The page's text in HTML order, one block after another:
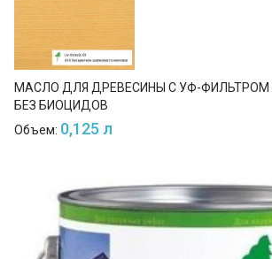
МАСЛО ДЛЯ ДРЕВЕСИНЫ С УФ-ФИЛЬТРОМ
БЕЗ БИОЦИДОВ
Объем: 0,125 л